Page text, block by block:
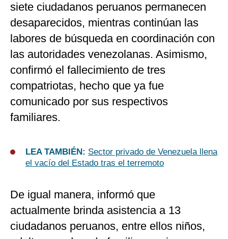
siete ciudadanos peruanos permanecen
desaparecidos, mientras continúan las
labores de búsqueda en coordinación con
las autoridades venezolanas. Asimismo,
confirmó el fallecimiento de tres
compatriotas, hecho que ya fue
comunicado por sus respectivos
familiares.
LEA TAMBIÉN: Sector privado de Venezuela llena
el vacío del Estado tras el terremoto
De igual manera, informó que
actualmente brinda asistencia a 13
ciudadanos peruanos, entre ellos niños,